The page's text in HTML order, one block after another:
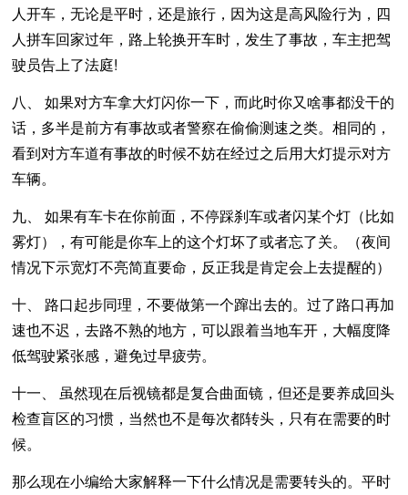
人开车，无论是平时，还是旅行，因为这是高风险行为，四
人拼车回家过年，路上轮换开车时，发生了事故，车主把驾
驶员告上了法庭!
八、 如果对方车拿大灯闪你一下，而此时你又啥事都没干的
话，多半是前方有事故或者警察在偷偷测速之类。相同的，
看到对方车道有事故的时候不妨在经过之后用大灯提示对方
车辆。
九、 如果有车卡在你前面，不停踩刹车或者闪某个灯（比如
雾灯），有可能是你车上的这个灯坏了或者忘了关。（夜间
情况下示宽灯不亮简直要命，反正我是肯定会上去提醒的）
十、 路口起步同理，不要做第一个蹿出去的。过了路口再加
速也不迟，去路不熟的地方，可以跟着当地车开，大幅度降
低驾驶紧张感，避免过早疲劳。
十一、 虽然现在后视镜都是复合曲面镜，但还是要养成回头
检查盲区的习惯，当然也不是每次都转头，只有在需要的时
候。
那么现在小编给大家解释一下什么情况是需要转头的。平时